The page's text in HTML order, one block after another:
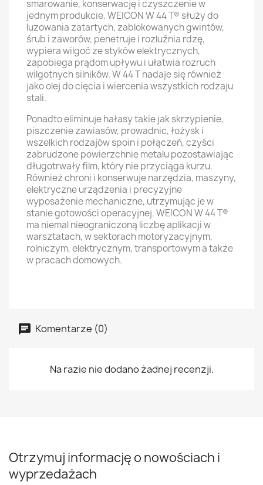
smarowanie, konserwację i czyszczenie w
jednym produkcie. WEICON W 44 T® służy do
luzowania zatartych, zablokowanych gwintów,
śrub i zaworów, penetruje i rozluźnia rdzę,
wypiera wilgoć ze styków elektrycznych,
zapobiega prądom upływu i ułatwia rozruch
wilgotnych silników. W 44 T nadaje się również
jako olej do cięcia i wiercenia wszystkich rodzaju
stali.
Ponadto eliminuje hałasy takie jak skrzypienie,
piszczenie zawiasów, prowadnic, łożysk i
wszelkich rodzajów spoin i połączeń, czyści
zabrudzone powierzchnie metalu pozostawiając
długotrwały film, który nie przyciąga kurzu.
Również chroni i konserwuje narzędzia, maszyny,
elektryczne urządzenia i precyzyjne
wyposażenie mechaniczne, utrzymując je w
stanie gotowości operacyjnej. WEICON W 44 T®
ma niemal nieograniczoną liczbę aplikacji w
warsztatach, w sektorach motoryzacyjnym,
rolniczym, elektrycznym, transportowym a także
w pracach domowych.
Komentarze (0)
Na razie nie dodano żadnej recenzji.
Otrzymuj informację o nowościach i
wyprzedażach